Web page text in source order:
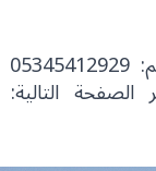
التالية: